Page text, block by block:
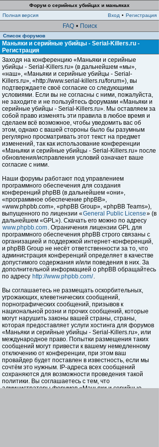
Форум о серийных убийцах и маньяках
Полная версия
Вход • Регистрация
FAQ • Поиск
Список форумов
Маньяки и серийные убийцы - Serial-Killers.ru -
Регистрация
Заходя на конференцию «Маньяки и серийные
убийцы - Serial-Killers.ru» (в дальнейшем «мы»,
«наш», «Маньяки и серийные убийцы - Serial-
Killers.ru», «http://www.serial-killers.ru/forum»), вы
подтверждаете своё согласие со следующими
условиями. Если вы не согласны с ними, пожалуйста,
не заходите и не пользуйтесь форумами «Маньяки и
серийные убийцы - Serial-Killers.ru». Мы оставляем за
собой право изменять эти правила в любое время и
сделаем всё возможное, чтобы уведомить вас об
этом, однако с вашей стороны было бы разумным
регулярно просматривать этот текст на предмет
изменений, так как использование конференции
«Маньяки и серийные убийцы - Serial-Killers.ru» после
обновления/исправления условий означает ваше
согласие с ними.
Наши форумы работают под управлением
программного обеспечения для создания
конференций phpBB (в дальнейшем «они»,
«программное обеспечение phpBB»,
«www.phpbb.com», «phpBB Group», «phpBB Teams»),
выпущенного по лицензии «General Public License» (в
дальнейшем «GPL»). Скачать его можно по адресу
www.phpbb.com. Ограничения лицензии GPL для
программного обеспечения phpBB строго связаны с
организацией и поддержкой интернет-конференций,
и phpBB Group не несёт ответственности за то, что
администрация конференций определяет в качестве
допустимого содержания и/или поведения в них. За
дополнительной информацией о phpBB обращайтесь
по адресу http://www.phpbb.com/.
Вы соглашаетесь не размещать оскорбительных,
угрожающих, клеветнических сообщений,
порнографических сообщений, призывов к
национальной розни и прочих сообщений, которые
могут нарушить законы вашей страны, страны,
которая предоставляет услуги хостинга для форумов
«Маньяки и серийные убийцы - Serial-Killers.ru», или
международное право. Попытки размещения таких
сообщений могут привести к вашему немедленному
отключению от конференции, при этом ваш
провайдер будет поставлен в известность, если мы
сочтём это нужным. IP-адреса всех сообщений
сохраняются для возможности проведения такой
политики. Вы соглашаетесь с тем, что
администраторы форумов «Маньяки и серийные